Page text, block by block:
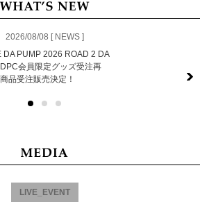
2026/08/08 [ NEWS ]
DA PUMP 2026 ROAD 2 DA
会員限定グッズ受注再
品受注販売決定！
LIVE_EVENT